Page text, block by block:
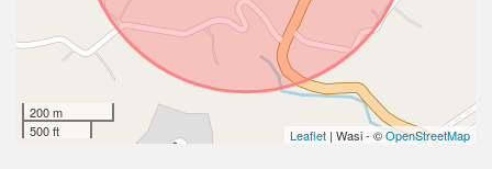
200 m
500 ft
Leaflet | Wasi - ©OpenStreetMap